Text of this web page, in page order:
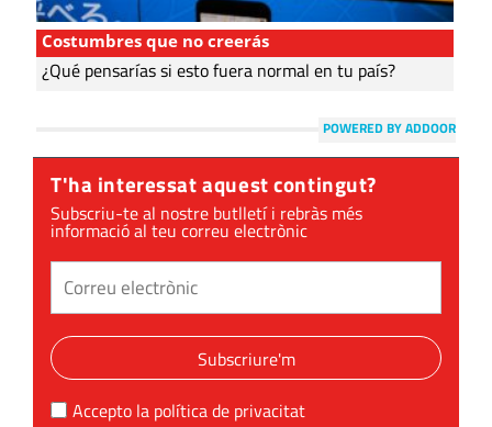
Costumbres que no creerás
¿Qué pensarías si esto fuera normal en tu país?
POWERED BY ADDOOR
T'ha interessat aquest contingut?
Subscriu-te al nostre butlletí i rebràs més
informació al teu correu electrònic
Subscriure'm
Accepto la política de privacitat